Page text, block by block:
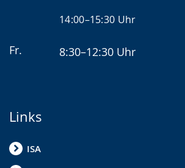
14:00–15:30 Uhr
Fr. 8:30–12:30 Uhr
Links
ISA